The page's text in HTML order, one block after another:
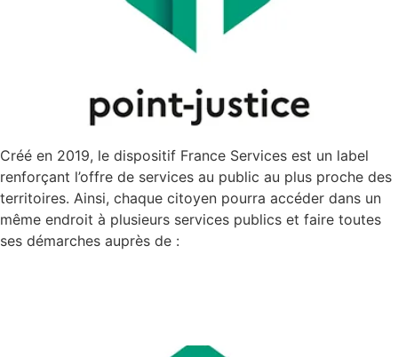
Créé en 2019, le dispositif France Services est un label
renforçant l’offre de services au public au plus proche des
territoires. Ainsi, chaque citoyen pourra accéder dans un
même endroit à plusieurs services publics et faire toutes
ses démarches auprès de :